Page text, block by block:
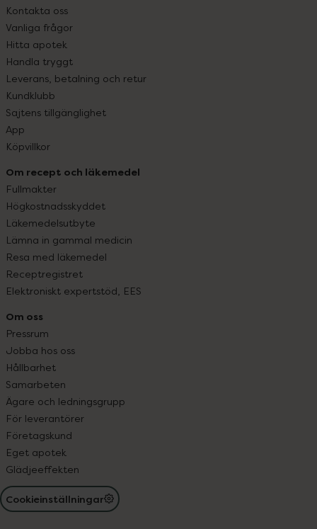
Kontakta oss
Vanliga frågor
Hitta apotek
Handla tryggt
Leverans, betalning och retur
Kundklubb
Sajtens tillgänglighet
App
Köpvillkor
Om recept och läkemedel
Fullmakter
Högkostnadsskyddet
Läkemedelsutbyte
Lämna in gammal medicin
Resa med läkemedel
Receptregistret
Elektroniskt expertstöd, EES
Om oss
Pressrum
Jobba hos oss
Hållbarhet
Samarbeten
Ägare och ledningsgrupp
För leverantörer
Företagskund
Eget apotek
Glädjeeffekten
Cookieinställningar